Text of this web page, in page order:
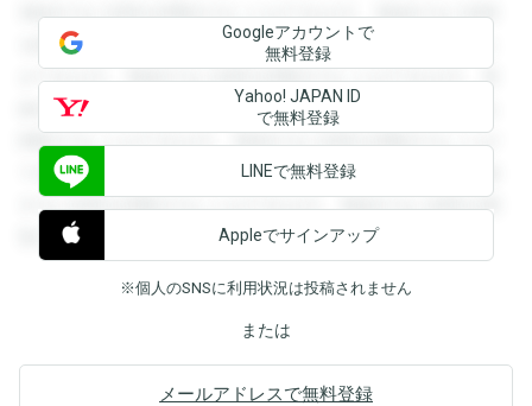
登録すると回答を閲覧することができます。登録すると回答
を閲覧することができます。登録すると回答を閲覧すること
ができます。登録すると回答を閲覧することができます。登
録すると回答を閲覧することができます。登録すると回答を
閲覧することができます。登録すると回答を閲覧することが
できます。登録すると回答を閲覧することができます。登録
すると回答を閲覧することができます。登録すると回答を閲
覧することができます。
Googleアカウントで
無料登録
Yahoo! JAPAN ID
で無料登録
LINEで無料登録
Appleでサインアップ
※個人のSNSに利用状況は投稿されません
または
メールアドレスで無料登録